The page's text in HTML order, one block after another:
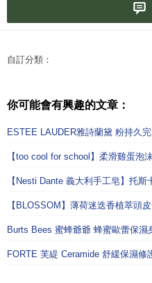
自訂分類：
你可能會有興趣的文章：
ESTEE LAUDER雅詩蘭黛 粉持久
【too cool for school】柔滑雞蛋泡
【Nesti Dante 義大利手工皂】托
【BLOSSOM】薄荷迷迭香植萃頭
Burts Bees 蜜蜂爺爺 蜂蜜歐蕾保濕
FORTE 芙緹 Ceramide 舒緩保濕修